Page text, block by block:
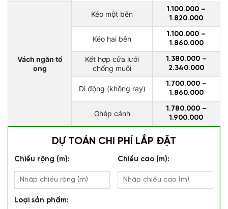
Vách ngăn tổ
ong
Kéo một bên
1.100.000 –
1.820.000
Kéo hai bên
1.100.000 –
1.860.000
Kết hợp cửa lưới
chống muỗi
1.380.000 –
2.340.000
Di động (không ray)
1.700.000 –
1.860.000
Ghép cánh
1.780.000 –
1.900.000
DỰ TOÁN CHI PHÍ LẮP ĐẶT
Chiều rộng (m): Chiều cao (m):
Loại sản phẩm: